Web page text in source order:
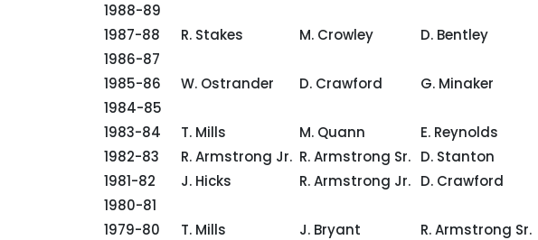
1988-89
1987-88
R. Stakes M. Crowley D. Bentley
1986-87
1985-86
W. Ostrander D. Crawford G. Minaker
1984-85
1983-84
T. Mills M. Quann E. Reynolds
1982-83
R. Armstrong Jr. R. Armstrong Sr. D. Stanton
1981-82
J. Hicks R. Armstrong Jr. D. Crawford
1980-81
1979-80
T. Mills J. Bryant R. Armstrong Sr.